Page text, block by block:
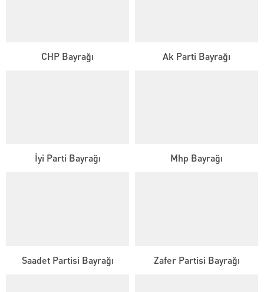
CHP Bayrağı Ak Parti Bayrağı
İyi Parti Bayrağı Mhp Bayrağı
Saadet Partisi Bayrağı Zafer Partisi Bayrağı